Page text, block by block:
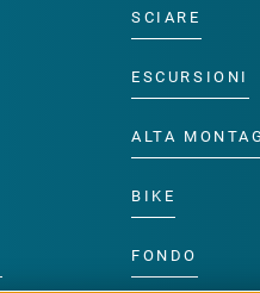
SCIARE
ESCURSIONI
ALTA
BIKE
FONDO